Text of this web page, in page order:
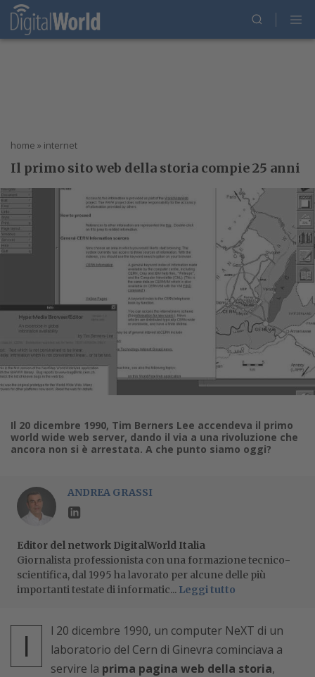
home » internet
Il primo sito web della storia compie 25 anni
Il 20 dicembre 1990, Tim Berners Lee accendeva il primo
world wide web server, dando il via a una rivoluzione che
ancora non si è arrestata. A che punto siamo oggi?
ANDREA GRASSI
Editor del network DigitalWorld Italia
Giornalista professionista con una formazione tecnico-
scientifica, dal 1995 ha lavorato per alcune delle più
importanti testate di informatic... Leggi tutto
I
l 20 dicembre 1990, un computer NeXT di un
laboratorio del Cern di Ginevra cominciava a
servire la prima pagina web della storia,